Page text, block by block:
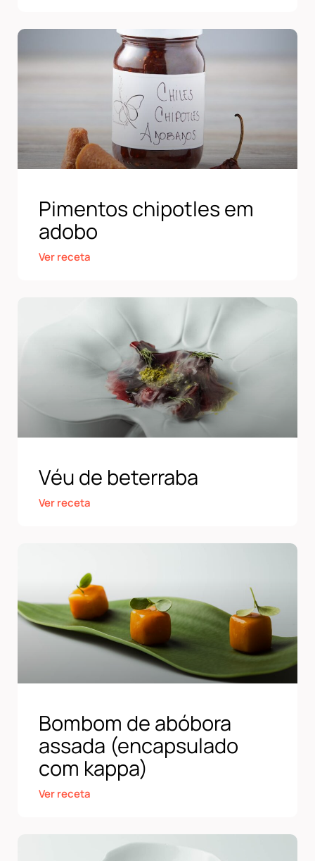
Pimentos chipotles em
adobo
Ver receta
Véu de beterraba
Ver receta
Bombom de abóbora
assada (encapsulado
com kappa)
Ver receta